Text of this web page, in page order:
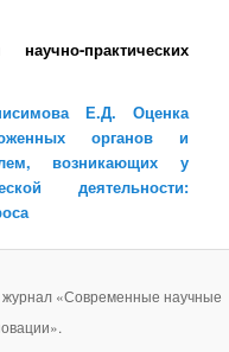
практических
Е.Д. Оценка
органов и
возникающих у
деятельности:
«Современные научные